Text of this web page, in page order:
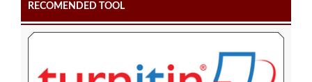
RECOMENDED TOOL